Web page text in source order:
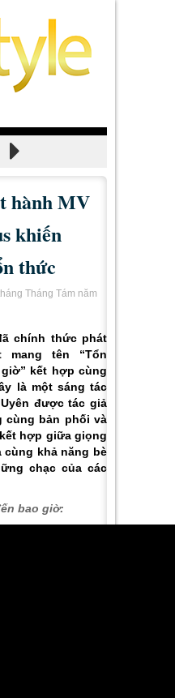
hành MV
khiến
thức
Tháng Tám năm
chính thức phát
mang tên “Tổn
kết hợp cùng
là một sáng tác
được tác giả
cùng bản phối và
hợp giữa giọng
cùng khả năng bè
chạc của các
bao giờ: